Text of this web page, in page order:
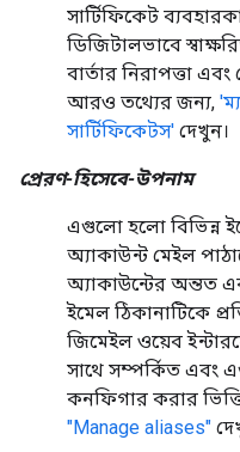
সার্টিফিকেট
ডিজিটালভাবে
বার্তার নিরাপত্তা
আরও তথ্যের জন্য,
সার্টিফিকেটস' দেখুন।
প্রেরণ-হিসেবে-উপনাম
এগুলো হলো বিভিন্ন
অ্যাকাউন্ট মেইল
অ্যাকাউন্টের অন্তত
ইমেল ঠিকানাটিকে
জিমেইল ওয়েব
সাথে সম্পর্কিত এবং
কনফিগার করার
"Manage aliases"